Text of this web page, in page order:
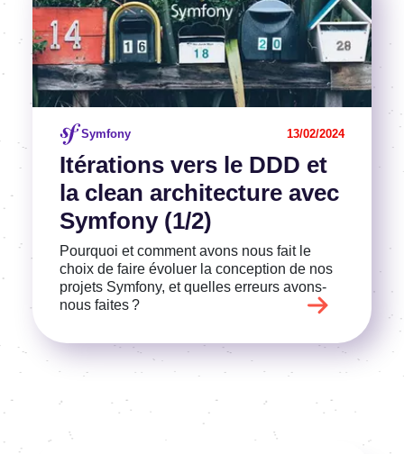
Itéra­tions vers le DDD et
la clean archi­tec­ture avec
Symfony (1/2)
Symfony 13/02/2024
Pourquoi et comment avons nous fait le
choix de faire évoluer la concep­tion de nos
projets Symfony, et quelles erreurs avons-
nous faites ?
Image